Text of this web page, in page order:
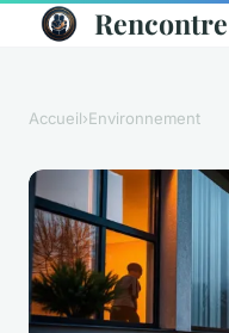
Accueil›Environnement